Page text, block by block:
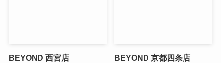
BEYOND 西宮店 BEYOND 京都四条店